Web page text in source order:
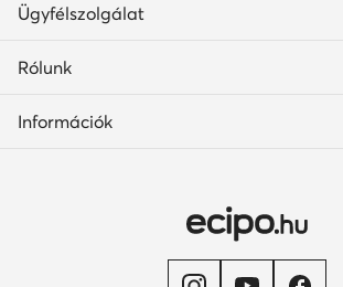
Ügyfélszolgálat
Rólunk
Információk